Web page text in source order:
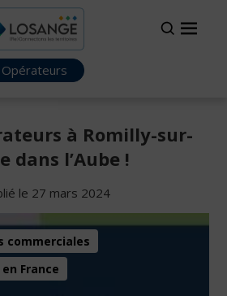
Opérateurs
à Romilly-sur-
dans l’Aube !
le 27 mars 2024
commerciales
France